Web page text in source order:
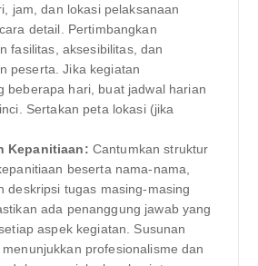
jam, dan lokasi pelaksanaan
detail. Pertimbangkan
fasilitas, aksesibilitas, dan
peserta. Jika kegiatan
beberapa hari, buat jadwal harian
Sertakan peta lokasi (jika
Kepanitiaan: Cantumkan struktur
beserta nama-nama,
deskripsi tugas masing-masing
ada penanggung jawab yang
aspek kegiatan. Susunan
profesionalisme dan